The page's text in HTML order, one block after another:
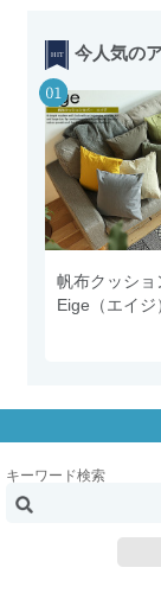
今人気の
帆布クッシ
Eige（エイジ
キーワード検索